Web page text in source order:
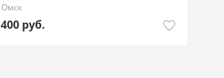
Омск
400 руб.